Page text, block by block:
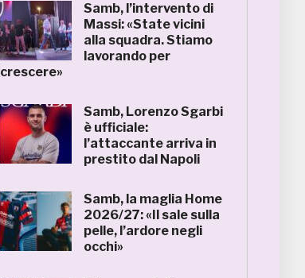
Samb, l’intervento di
Massi: «State vicini
alla squadra. Stiamo
lavorando per
crescere»
Samb, Lorenzo Sgarbi
è ufficiale:
l’attaccante arriva in
prestito dal Napoli
Samb, la maglia Home
2026/27: «Il sale sulla
pelle, l’ardore negli
occhi»